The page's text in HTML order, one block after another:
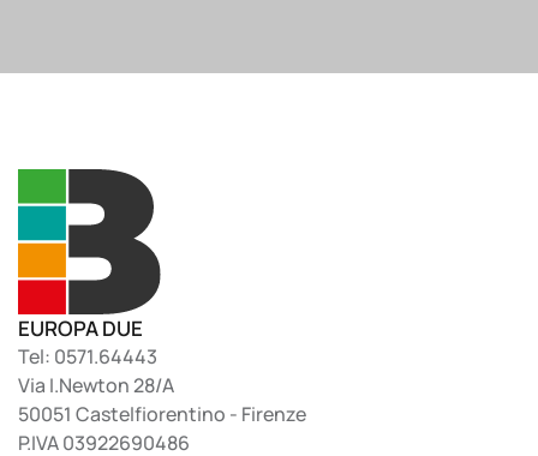
EUROPA DUE
Tel: 0571.64443
Via I.Newton 28/A
50051 Castelfiorentino - Firenze
P.IVA 03922690486